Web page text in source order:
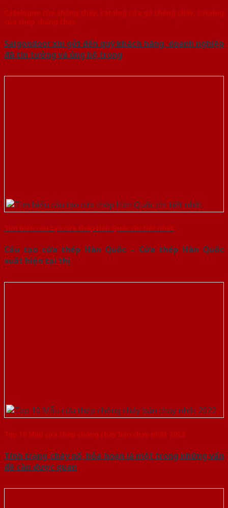
Catalogue cửa chống cháy, catalog cửa gỗ chống cháy, catalog
cửa thép chống cháy
Saigondoor xin gửi đến quý khách hàng, doanh nghiệp
đã tin tưởng và ủng hộ trong
Tìm hiểu cấu tạo cửa thép Hàn Quốc chi tiết nhất
Cấu tạo cửa thép Hàn Quốc – Cửa thép Hàn Quốc
xuất hiện tại thị
Top 10 Mẫu cửa thép chống cháy bán chạy nhất 2022
Tình trạng cháy nổ, hỏa hoạn là một trong những vấn
đề cần được quan